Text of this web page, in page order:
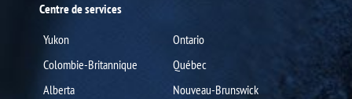
Centre de services
Yukon
Colombie-Britannique
Alberta
Ontario
Québec
Nouveau-Brunswick